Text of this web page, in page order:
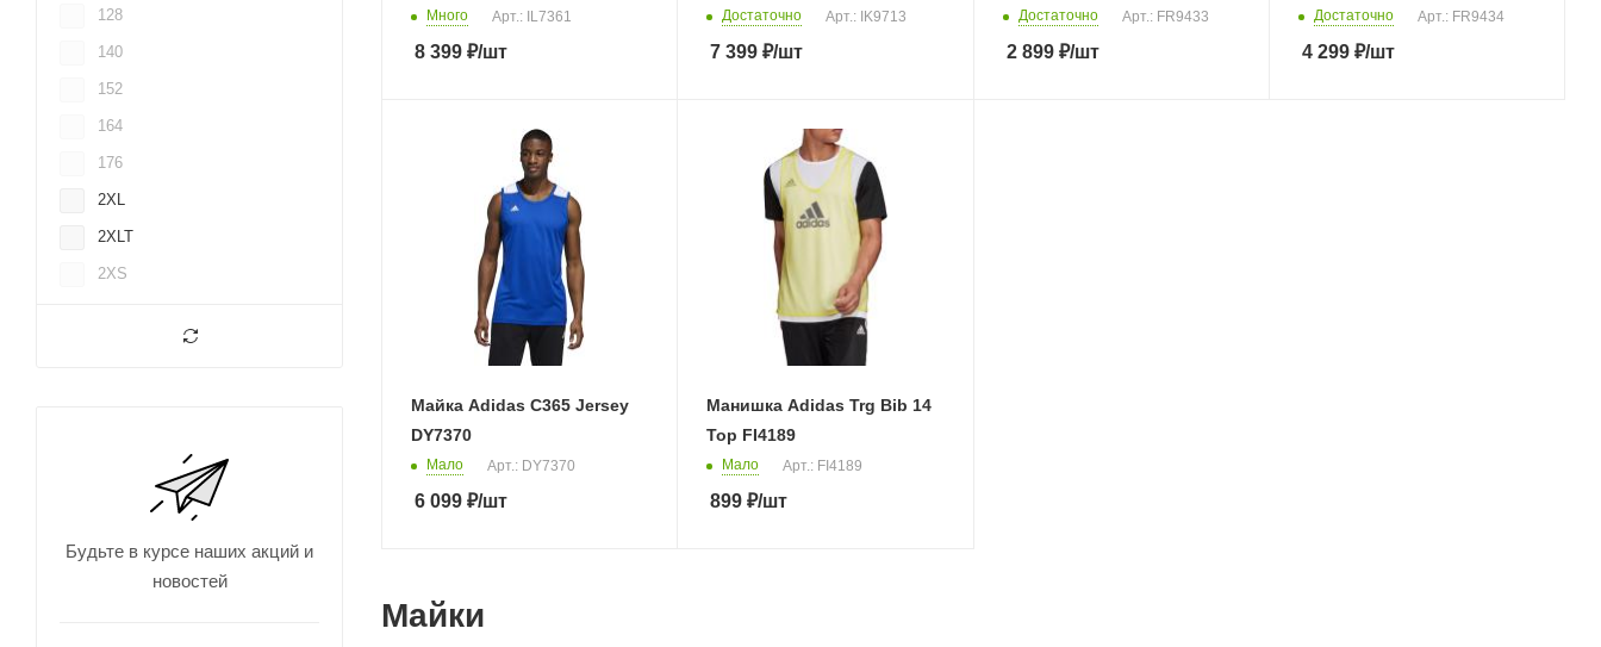
Много Арт.: IL7361
8 399 ₽/шт
Достаточно Арт.: IK9713
7 399 ₽/шт
Достаточно Арт.: FR9433
2 899₽/шт
Достаточно Арт.: FR9434
4 299₽/шт
Майка Adidas C365 Jersey
DY7370
Мало Арт.: DY7370
6 099 ₽/шт
Манишка Adidas Trg Bib 14
Top FI4189
Мало Арт.: FI4189
899 ₽/шт
Майки
128
140
152
164
176
2XL
2XLT
2XS
Будьте в курсе наших акций и
новостей